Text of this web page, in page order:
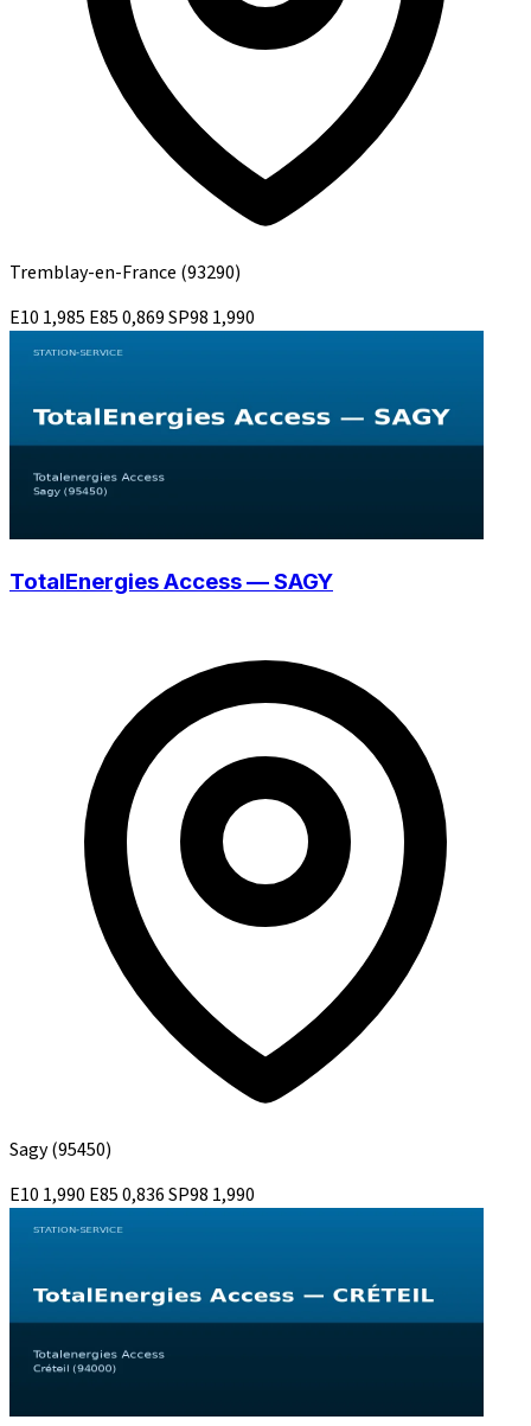
Tremblay-en-France (93290)
E10 1,985 E850,869SP98 1,990
TotalEnergies Access — SAGY
Sagy(95450)
E10 1,990 E850,836SP98 1,990